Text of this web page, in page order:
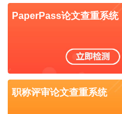
PaperPass论文查重系统
职称评审论文查重系统